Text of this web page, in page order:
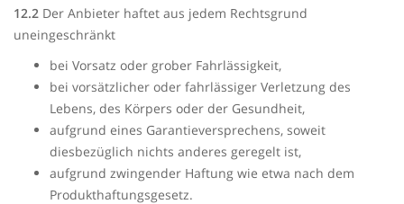
12.2 Der Anbieter haftet aus jedem Rechtsgrund
uneingeschränkt
bei Vorsatz oder grober Fahrlässigkeit,
bei vorsätzlicher oder fahrlässiger Verletzung des
Lebens, des Körpers oder der Gesundheit,
aufgrund eines Garantieversprechens, soweit
diesbezüglich nichts anderes geregelt ist,
aufgrund zwingender Haftung wie etwa nach dem
Produkthaftungsgesetz.